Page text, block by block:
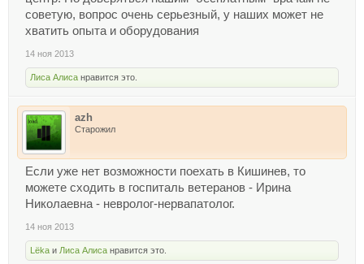
советую, вопрос очень серьезный, у наших может не
хватить опыта и оборудования
14 ноя 2013
Лиса Алиса нравится это.
azh
Старожил
Если уже нет возможности поехать в Кишинев, то
можете сходить в госпиталь ветеранов - Ирина
Николаевна - невролог-нервапатолог.
14 ноя 2013
Lёka и Лиса Алиса нравится это.